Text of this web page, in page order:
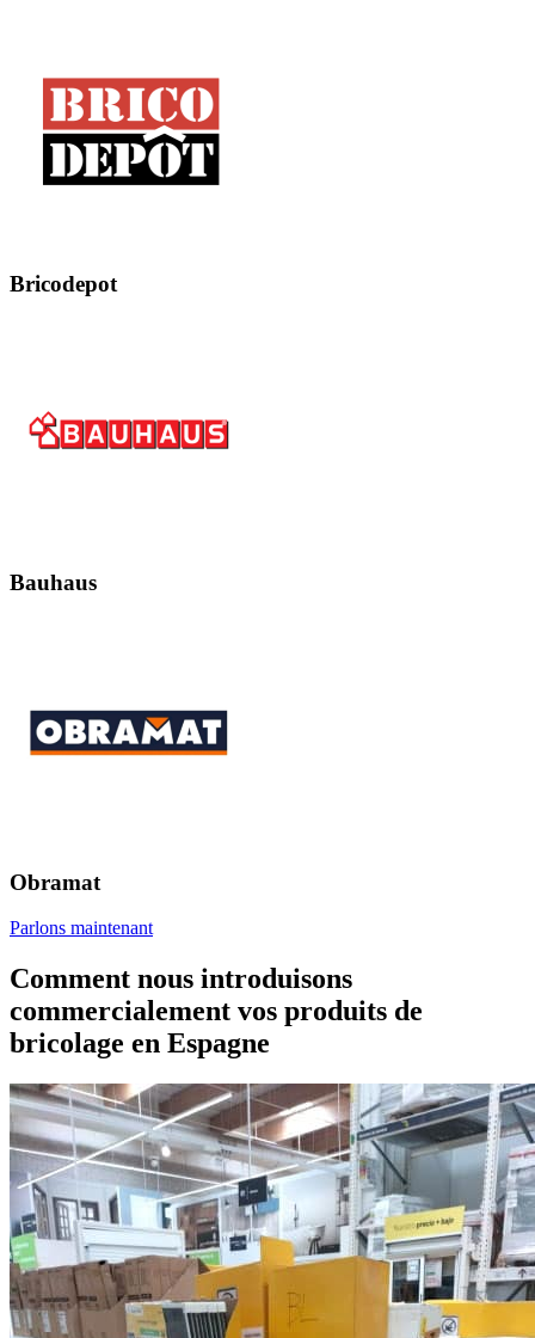
Bricodepot
Bauhaus
Obramat
Parlons maintenant
Comment nous introduisons
commercialement vos produits de
bricolage en Espagne